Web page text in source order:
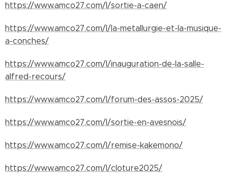
https://www.amco27.com/l/sortie-a-caen/
https://www.amco27.com/l/la-metallurgie-et-la-musique-
a-conches/
https://www.amco27.com/l/inauguration-de-la-salle-
alfred-recours/
https://www.amco27.com/l/forum-des-assos-2025/
https://www.amco27.com/l/sortie-en-avesnois/
https://www.amco27.com/l/remise-kakemono/
https://www.amco27.com/l/cloture2025/